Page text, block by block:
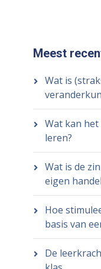
Meest
Wat is
Wat kan
leren?
Wat is de
eigen
Hoe
basis van
De